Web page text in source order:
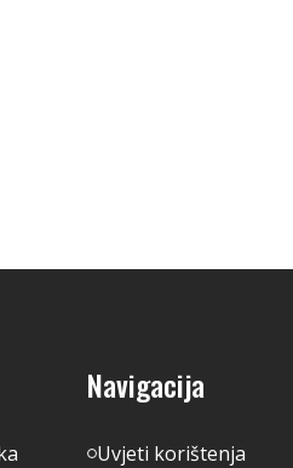
Navigacija
Uvjeti korištenja